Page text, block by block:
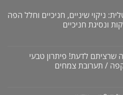
ניקוי שיניים, חניכיים וחלל הפה
ונסיגת חניכיים
שרציתם לדעת! פיתרון טבעי
/ תערובת צמחים